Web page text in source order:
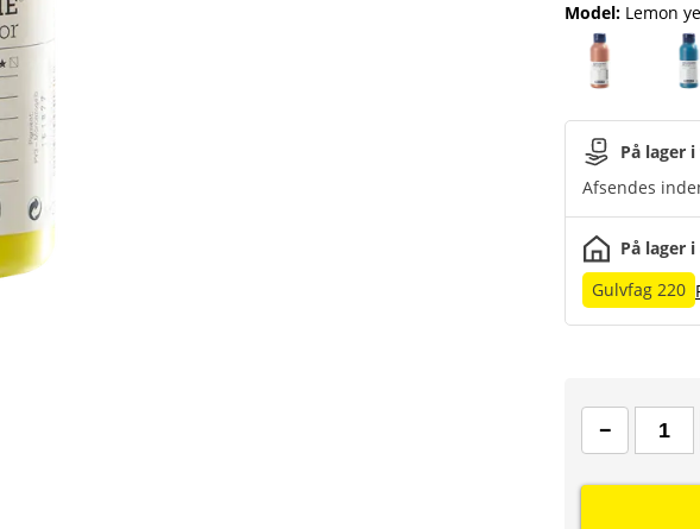
Model: Lemon
På lager
Afsendes
På lager
Gulvfag 220